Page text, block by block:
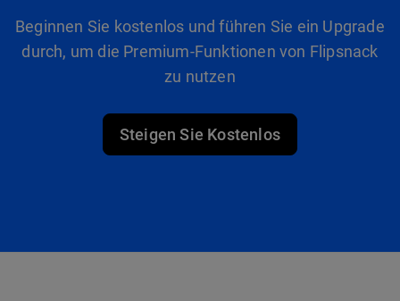
Beginnen Sie kostenlos und führen Sie ein Upgrade
durch, um die Premium-Funktionen von Flipsnack
zu nutzen
Steigen Sie Kostenlos